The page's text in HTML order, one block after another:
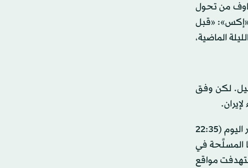
من تحول
«إكس»: «قبل
الماضية،
لكن وفق
من جانبه، قال مصدر عسكري، وفق بيان عن وزارة الدفاع السورية نقله الإعلام الرسمي: «نحو الساعة 1.35 من فجر اليوم (22:35
المسلَّحة في
مواقع